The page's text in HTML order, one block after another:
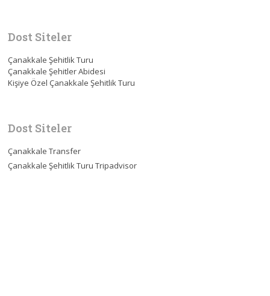
Dost Siteler
Çanakkale Şehitlik Turu
Çanakkale Şehitler Abidesi
Kişiye Özel Çanakkale Şehitlik Turu
Dost Siteler
Çanakkale Transfer
Çanakkale Şehitlik Turu Tripadvisor